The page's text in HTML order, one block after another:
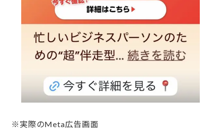
※実際のMeta広告画面